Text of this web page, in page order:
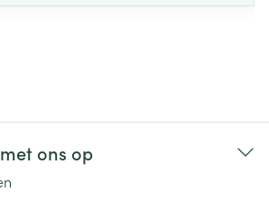
ons op